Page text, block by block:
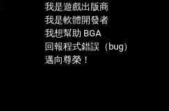
我是遊戲出版商
我是軟體開發者
我想幫助 BGA
回報程式錯誤（bug）
邁向尊榮！